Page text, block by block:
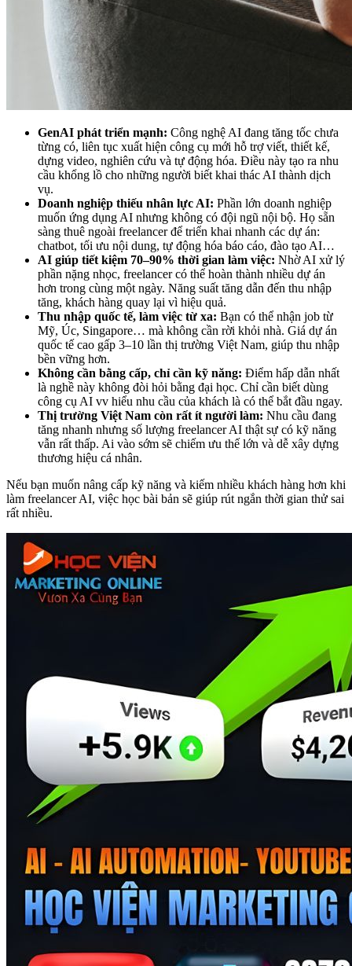
GenAI phát triển mạnh: Công nghệ AI đang tăng tốc chưa
từng có, liên tục xuất hiện công cụ mới hỗ trợ viết, thiết kế,
dựng video, nghiên cứu và tự động hóa. Điều này tạo ra nhu
cầu khổng lồ cho những người biết khai thác AI thành dịch
vụ.
Doanh nghiệp thiếu nhân lực AI: Phần lớn doanh nghiệp
muốn ứng dụng AI nhưng không có đội ngũ nội bộ. Họ sẵn
sàng thuê ngoài freelancer để triển khai nhanh các dự án:
chatbot, tối ưu nội dung, tự động hóa báo cáo, đào tạo AI…
AI giúp tiết kiệm 70–90% thời gian làm việc: Nhờ AI xử lý
phần nặng nhọc, freelancer có thể hoàn thành nhiều dự án
hơn trong cùng một ngày. Năng suất tăng dẫn đến thu nhập
tăng, khách hàng quay lại vì hiệu quả.
Thu nhập quốc tế, làm việc từ xa: Bạn có thể nhận job từ
Mỹ, Úc, Singapore… mà không cần rời khỏi nhà. Giá dự án
quốc tế cao gấp 3–10 lần thị trường Việt Nam, giúp thu nhập
bền vững hơn.
Không cần bằng cấp, chỉ cần kỹ năng: Điểm hấp dẫn nhất
là nghề này không đòi hỏi bằng đại học. Chỉ cần biết dùng
công cụ AI vv hiểu nhu cầu của khách là có thể bắt đầu ngay.
Thị trường Việt Nam còn rất ít người làm: Nhu cầu đang
tăng nhanh nhưng số lượng freelancer AI thật sự có kỹ năng
vẫn rất thấp. Ai vào sớm sẽ chiếm ưu thế lớn và dễ xây dựng
thương hiệu cá nhân.
Nếu bạn muốn nâng cấp kỹ năng và kiếm nhiều khách hàng hơn khi
làm freelancer AI, việc học bài bản sẽ giúp rút ngắn thời gian thử sai
rất nhiều.